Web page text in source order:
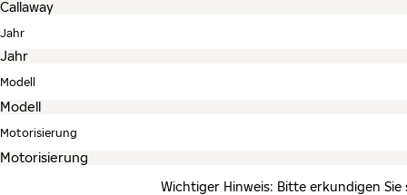
Jahr
Modell
Motorisierung
Wichtiger Hinweis: Bitte erkundigen